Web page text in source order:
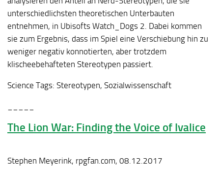
unterschiedlichsten theoretischen Unterbauten
entnehmen, in Ubisofts Watch_Dogs 2. Dabei kommen
sie zum Ergebnis, dass im Spiel eine Verschiebung hin zu
weniger negativ konnotierten, aber trotzdem
klischeebehafteten Stereotypen passiert.
Science Tags: Stereotypen, Sozialwissenschaft
The Lion War: Finding the Voice of Ivalice
Stephen Meyerink, rpgfan.com, 08.12.2017